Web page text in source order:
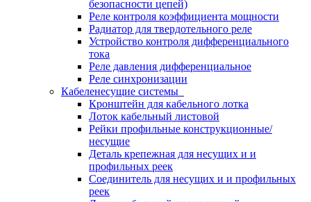
безопасности цепей)
Реле контроля коэффициента мощности
Радиатор для твердотельного реле
Устройство контроля дифференциального
тока
Реле давления дифференциальное
Реле синхронизации
Кабеленесущие системы
Кронштейн для кабельного лотка
Лоток кабельный листовой
Рейки профильные конструкционные/
несущие
Деталь крепежная для несущих и и
профильных реек
Соединитель для несущих и и профильных
реек